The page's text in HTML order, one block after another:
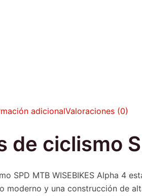
adicionalValoraciones (0)
de ciclismo
SPD MTB WISEBIKES Alpha 4
moderno y una construcción de